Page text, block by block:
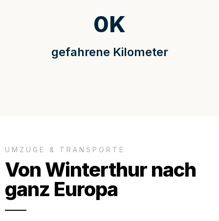
gefahrene Kilometer
0K
UMZÜGE & TRANSPORTE
Von Winterthur nach
ganz Europa